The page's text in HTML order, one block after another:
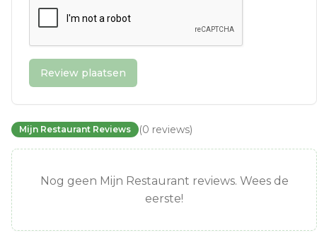
Review plaatsen
Mijn Restaurant Reviews (0 reviews)
Nog geen Mijn Restaurant reviews. Wees de
eerste!